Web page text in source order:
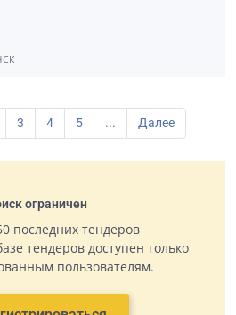
3 4 5 ... Далее
ограничен
последних тендеров
тендеров доступен только
пользователям.